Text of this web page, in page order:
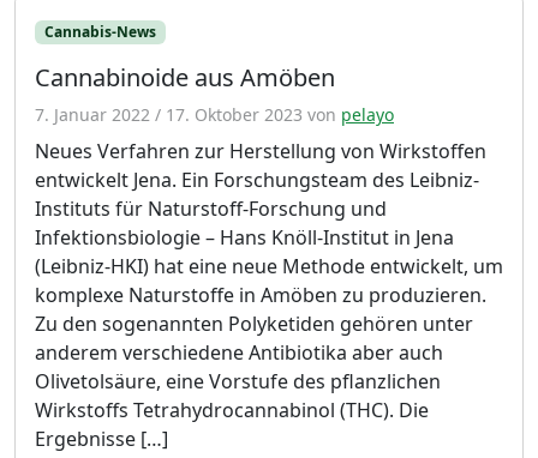
Cannabis-News
Cannabinoide aus Amöben
7. Januar 2022 / 17. Oktober 2023 von pelayo
Neues Verfahren zur Herstellung von Wirkstoffen
entwickelt Jena. Ein Forschungsteam des Leibniz-
Instituts für Naturstoff-Forschung und
Infektionsbiologie – Hans Knöll-Institut in Jena
(Leibniz-HKI) hat eine neue Methode entwickelt, um
komplexe Naturstoffe in Amöben zu produzieren.
Zu den sogenannten Polyketiden gehören unter
anderem verschiedene Antibiotika aber auch
Olivetolsäure, eine Vorstufe des pflanzlichen
Wirkstoffs Tetrahydrocannabinol (THC). Die
Ergebnisse […]